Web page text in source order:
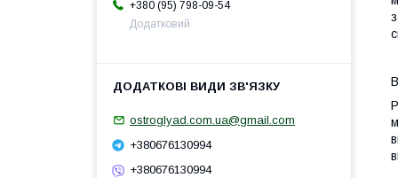
+380 (95) 798-09-54
Додатковий
ostroglyad.com.ua@gmail.com
+380676130994
+380676130994